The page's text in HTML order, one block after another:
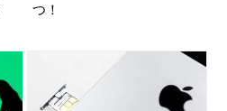
つ！